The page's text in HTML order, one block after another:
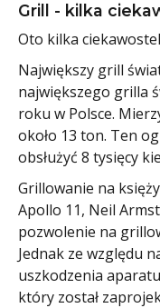
Grill - kilka
Oto kilka
Największy grill
największego grilla
roku w Polsce.
około 13 ton. Ten
obsłużyć 8 tysięcy
Grillowanie na
Apollo 11, Neil
pozwolenie na
Jednak ze względu
uszkodzenia
który został